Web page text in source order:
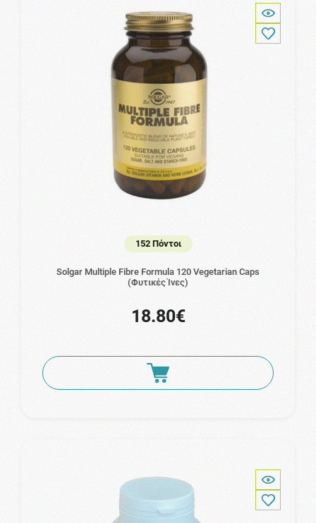
152 Πόντοι
Solgar Multiple Fibre Formula 120 Vegetarian Caps
(Φυτικές Ίνες)
18.80€